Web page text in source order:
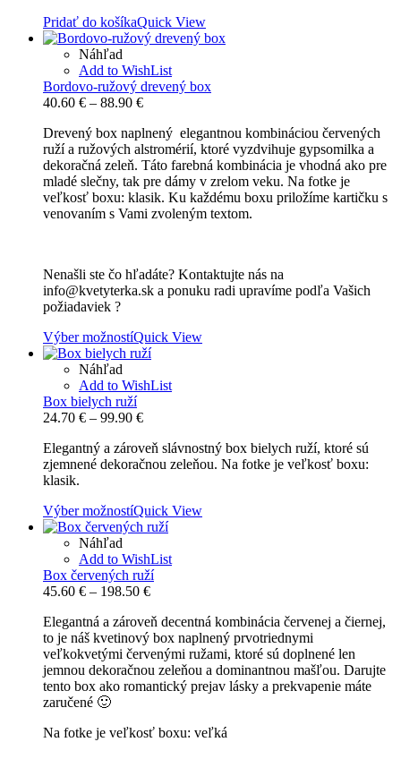
Pridať do košíkaQuick View
Náhľad
Add to WishList
Bordovo-ružový drevený box
40.60 € – 88.90 €Price
40.60 €
through
88.90 €
Drevený box naplnený elegantnou kombináciou červených
ruží a ružových alstromérií, ktoré vyzdvihuje gypsomilka a
dekoračná zeleň. Táto farebná kombinácia je vhodná ako pre
mladé slečny, tak pre dámy v zrelom veku. Na fotke je
veľkosť boxu: klasik. Ku každému boxu priložíme kartičku s
venovaním s Vami zvoleným textom.
Nenašli ste čo hľadáte? Kontaktujte nás na
info@kvetyterka.sk a ponuku radi upravíme podľa Vašich
požiadaviek ?
Výber možnostíQuick View
Náhľad
Add to WishList
Box bielych ruží
24.70 € – 99.90 €Price
24.70 €
through
Elegantný a zároveň slávnostný box bielych ruží, ktoré sú
zjemnené dekoračnou zeleňou. Na fotke je veľkosť boxu:
klasik.
Výber možnostíQuick View
Náhľad
Add to WishList
Box červených ruží
45.60 € – 198.50 €Price
45.60 €
through
198.50 €
Elegantná a zároveň decentná kombinácia červenej a čiernej,
to je náš kvetinový box naplnený prvotriednymi
veľkokvetými červenými ružami, ktoré sú doplnené len
jemnou dekoračnou zeleňou a dominantnou mašľou. Darujte
tento box ako romantický prejav lásky a prekvapenie máte
zaručené 🙂
Na fotke je veľkosť boxu: veľká